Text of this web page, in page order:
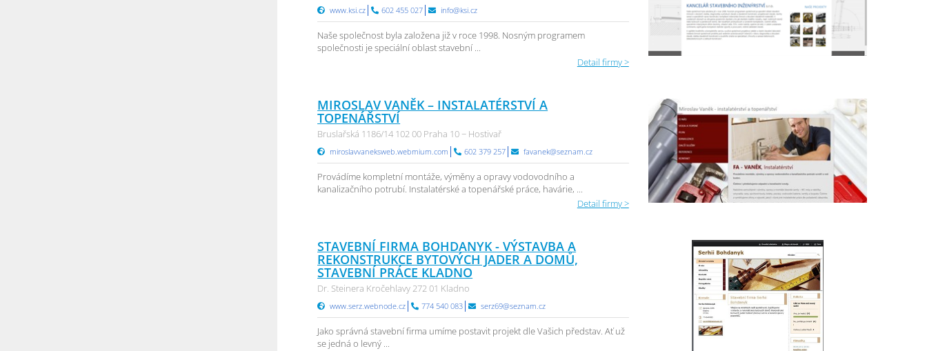
www.ksi.cz 602 455 027 info@ksi.cz
Naše společnost byla založena již v roce 1998. Nosným programem
společnosti je speciální oblast stavební ...
Detail firmy >
MIROSLAV VANĚK – INSTALATÉRSTVÍ A
TOPENÁŘSTVÍ
Bruslařská 1186/14 102 00 Praha 10 − Hostivař
miroslavvaneksweb.webmium.com 602 379 257 favanek@seznam.cz
Provádíme kompletní montáže, výměny a opravy vodovodního a
kanalizačního potrubí. Instalatérské a topenářské práce, havárie, ...
Detail firmy >
STAVEBNÍ FIRMA BOHDANYK - VÝSTAVBA A
REKONSTRUKCE BYTOVÝCH JADER A DOMŮ,
STAVEBNÍ PRÁCE KLADNO
Dr. Steinera Kročehlavy 272 01 Kladno
www.serz.webnode.cz 774 540 083 serz69@seznam.cz
Jako správná stavební firma umíme postavit projekt dle Vašich představ. Ať už
se jedná o levný ...